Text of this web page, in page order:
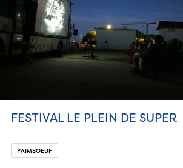
FESTIVAL LE PLEIN DE SUPER
PAIMBOEUF